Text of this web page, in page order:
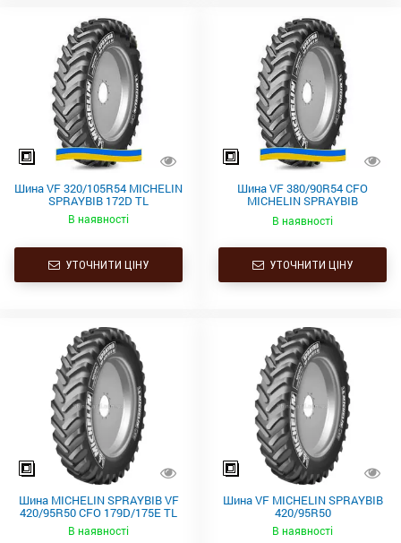
Шина VF 320/105R54 MICHELIN
SPRAYBIB 172D TL
В наявності
УТОЧНИТИ ЦІНУ
Шина VF 380/90R54 CFO
MICHELIN SPRAYBIB
176D/172E TL
В наявності
УТОЧНИТИ ЦІНУ
Шина MICHELIN SPRAYBIB VF
420/95R50 CFO 179D/175E TL
В наявності
Шина VF MICHELIN SPRAYBIB
420/95R50
В наявності